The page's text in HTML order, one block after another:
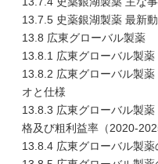
13.7.5 史薬銀湖製薬 最新
13.8 広東グローバル製薬
13.8.1 広東グローバル製薬
13.8.2 広東グローバル製
オと仕様
13.8.3 広東グローバル製
格及び粗利益率（2020-
13.8.4 広東グローバル製